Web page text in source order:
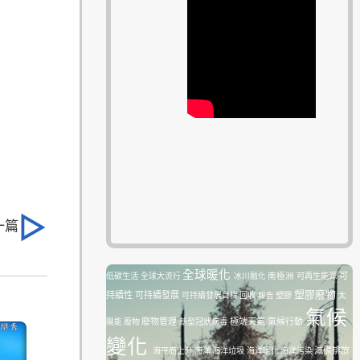
篇
低碳生活 全球大流行 全球暖化 冰川融化 南極洲 可再生能源可
持續性 可持續發展 可持續發展目標回收報告 塑膠 塑膠廢物太
陽能廢物廢物管理新型冠狀病毒極端天氣 氣候行動氣候
變化
海平面上升海洋海洋垃圾 海洋暖化海洋污染減碳排放